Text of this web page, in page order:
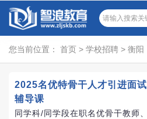
您当前位置： 首页 > 学校招聘 > 衡阳
2025名优特骨干人才引进面试
辅导课
同学科/同学段在职名优骨干教师、